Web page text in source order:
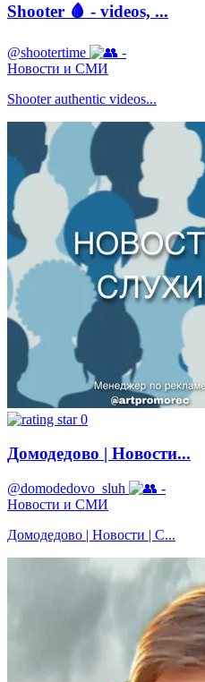
Shooter 🩸 - videos, ...
@shootertime
-
Новости и СМИ
Shooter authentic videos...
0
Домодедово | Новости...
@domodedovo_sluh
-
Новости и СМИ
Домодедово | Новости | С...